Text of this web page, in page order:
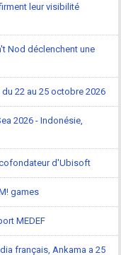
leur visibilité
Nod déclenchent une
22 au 25 octobre 2026
2026 - Indonésie,
d'Ubisoft
games
MEDEF
français, Ankama a 25